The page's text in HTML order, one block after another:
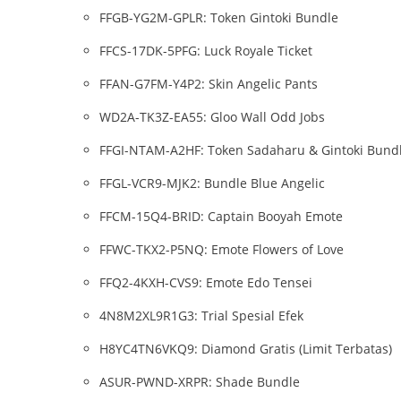
FFGB-YG2M-GPLR: Token Gintoki Bundle
FFCS-17DK-5PFG: Luck Royale Ticket
FFAN-G7FM-Y4P2: Skin Angelic Pants
WD2A-TK3Z-EA55: Gloo Wall Odd Jobs
FFGI-NTAM-A2HF: Token Sadaharu & Gintoki
FFGL-VCR9-MJK2: Bundle Blue Angelic
FFCM-15Q4-BRID: Captain Booyah Emote
FFWC-TKX2-P5NQ: Emote Flowers of Love
FFQ2-4KXH-CVS9: Emote Edo Tensei
4N8M2XL9R1G3: Trial Spesial Efek
H8YC4TN6VKQ9: Diamond Gratis (Limit Terbatas)
ASUR-PWND-XRPR: Shade Bundle